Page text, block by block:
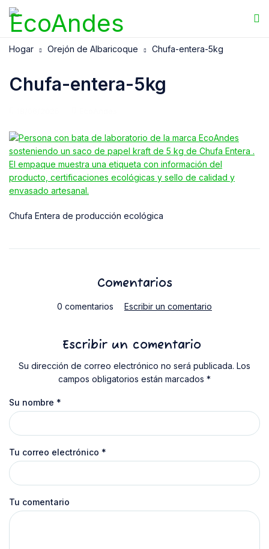
Hogar Orejón de Albaricoque Chufa-entera-5kg
Chufa-entera-5kg
Chufa Entera de producción ecológica
Comentarios
0 comentarios Escribir un comentario
Escribir un comentario
Su dirección de correo electrónico no será publicada. Los
campos obligatorios están marcados *
Su nombre *
Tu correo electrónico *
Tu comentario